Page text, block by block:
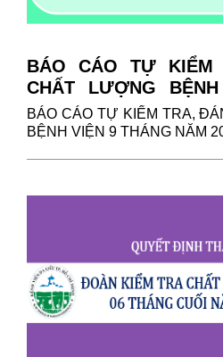
BÁO CÁO TỰ KIỂM
CHẤT LƯỢNG
NĂM 2022
BÁO CÁO TỰ KIỂM TRA,
BỆNH VIỆN 9 THÁNG NĂM